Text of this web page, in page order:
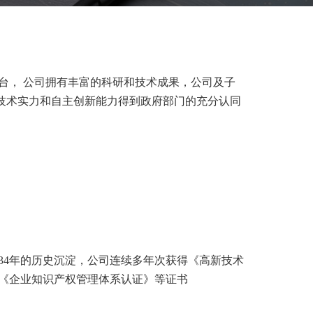
， 公司拥有丰富的科研和技术成果，公司及子
实力和自主创新能力得到政府部门的充分认同
年的历史沉淀，公司连续多年次获得《高新技术
企业知识产权管理体系认证》等证书